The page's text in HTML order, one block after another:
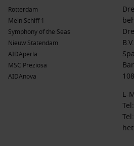
Populaire regio’s voor
Egypte
Afrika
Dit continent biedt een
avontuur en ongeëvenaarde
avontuurlijke reiziger.
en een combinatie van moderne
Het gebied biedt
Rotterdam
Mein Schiff 1
Symphony of the Seas
Nieuw Statendam
AIDAperla
MSC Preziosa
AIDAnova
B.V.
E-
Tel: